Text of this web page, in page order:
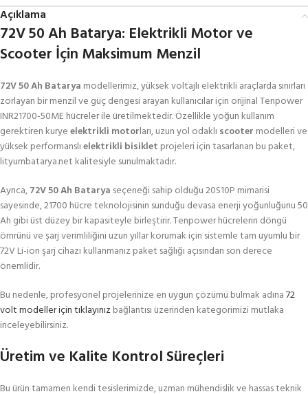
Açıklama
72V 50 Ah Batarya: Elektrikli Motor ve
Scooter İçin Maksimum Menzil
72V 50 Ah Batarya modellerimiz, yüksek voltajlı elektrikli araçlarda sınırları
zorlayan bir menzil ve güç dengesi arayan kullanıcılar için orijinal Tenpower
INR21700-50ME hücreler ile üretilmektedir. Özellikle yoğun kullanım
gerektiren kuryeelektrikli motorları, uzun yol odaklı scooter modelleri ve
yüksek performanslıelektrikli bisiklet projeleri için tasarlanan bu paket,
lityumbatarya.net kalitesiyle sunulmaktadır.
Ayrıca,72V 50 Ah Batarya seçeneği sahip olduğu 20S10P mimarisi
sayesinde, 21700 hücre teknolojisinin sunduğu devasa enerji yoğunluğunu 50
Ah gibi üst düzey bir kapasiteyle birleştirir. Tenpower hücrelerin döngü
ömrünü ve şarj verimliliğini uzun yıllar korumak için sistemle tam uyumlu bir
72V Li-ion şarj cihazı kullanmanız paket sağlığı açısından son derece
önemlidir.
Bu nedenle, profesyonel projelerinize en uygun çözümü bulmak adına72
volt modeller için tıklayınızbağlantısı üzerinden kategorimizi mutlaka
inceleyebilirsiniz.
Üretim ve Kalite Kontrol Süreçleri
Bu ürün tamamen kendi tesislerimizde, uzman mühendislik ve hassas teknik